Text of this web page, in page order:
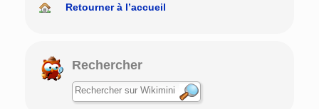
Retourner à l’accueil
Rechercher